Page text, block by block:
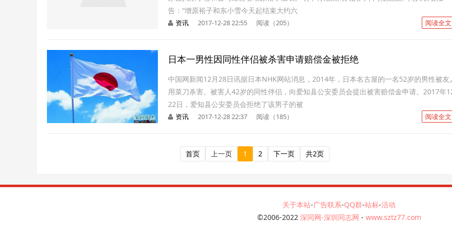
告：“增原裕子和东小雪今天起结束大约六
阅读全文
资讯 2017-12-28 22:55 阅读（205）
日本一男性因同性伴侣被杀害申请赔偿金被拒绝
中国网新闻12月28日讯据日本NHK网站消息，2014年，日本名古屋的一名52岁的男性被友
用菜刀杀害。被害人42岁的同性伴侣，向爱知县公安委员会提出被害赔偿金申请。2017年
22日，爱知县公安委员会拒绝了该男子的被
阅读全文
资讯 2017-12-28 22:37 阅读（185）
首页 上一页 1 2 下一页 共2页
关于本站-广告联系-QQ群-站标-活动
©2006-2022 深同网-深圳同志网 - www.sztz77.com